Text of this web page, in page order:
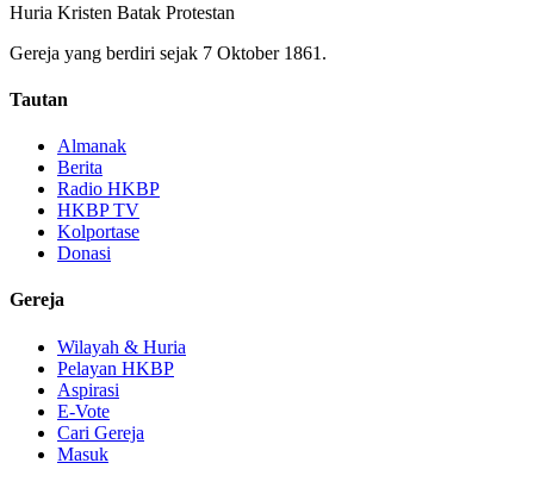
Huria Kristen Batak Protestan
Gereja yang berdiri sejak 7 Oktober 1861.
Tautan
Almanak
Berita
Radio HKBP
HKBP TV
Kolportase
Donasi
Gereja
Wilayah & Huria
Pelayan HKBP
Aspirasi
E-Vote
Cari Gereja
Masuk